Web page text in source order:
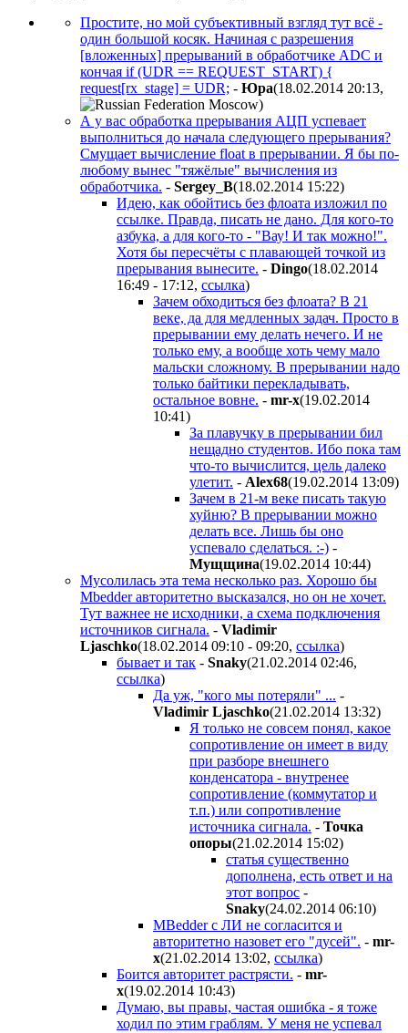
Простите, но мой субъективный взгляд тут всё -
один большой косяк. Начиная с разрешения
[вложенных] прерываний в обработчике ADC и
кончая if (UDR == REQUEST_START) {
request[rx_stage] = UDR; - Юра(18.02.2014 20:13,
)
А у вас обработка прерывания АЦП успевает
выполниться до начала следующего прерывания?
Смущает вычисление float в прерывании. Я бы по-
любому вынес "тяжёлые" вычисления из
обработчика. - Sergey_B(18.02.2014 15:22)
Идею, как обойтись без флоата изложил по
ссылке. Правда, писать не дано. Для кого-то
азбука, а для кого-то - "Вау! И так можно!".
Хотя бы пересчёты с плавающей точкой из
прерывания вынесите. - Dingo(18.02.2014
16:49 - 17:12, ссылка)
Зачем обходиться без флоата? В 21
веке, да для медленных задач. Просто в
прерывании ему делать нечего. И не
только ему, а вообще хоть чему мало
мальски сложному. В прерывании надо
только байтики перекладывать,
остальное вовне. - mr-x(19.02.2014
10:41)
За плавучку в прерывании бил
нещадно студентов. Ибо пока там
что-то вычислится, цель далеко
улетит. - Alex68(19.02.2014 13:09)
Зачем в 21-м веке писать такую
хуйню? В прерывании можно
делать все. Лишь бы оно
успевало сделаться. :-) -
Мущщина(19.02.2014 10:44)
Мусолилась эта тема несколько раз. Хорошо бы
Mbedder авторитетно высказался, но он не хочет.
Тут важнее не исходники, а схема подключения
источников сигнала. - Vladimir
Ljaschko(18.02.2014 09:10 - 09:20, ссылка)
бывает и так - Snaky(21.02.2014 02:46,
ссылка)
Да уж, "кого мы потеряли" ... -
Vladimir Ljaschko(21.02.2014 13:32)
Я только не совсем понял, какое
сопротивление он имеет в виду
при разборе внешнего
конденсатора - внутренее
сопротивление (коммутатор и
т.п.) или сопротивление
источника сигнала. - Точка
опоры(21.02.2014 15:02)
статья существенно
дополнена, есть ответ и на
этот вопрос -
Snaky(24.02.2014 06:10)
MBedder с ЛИ не согласится и
авторитетно назовет его "дусей". - mr-
x(21.02.2014 13:02, ссылка)
Боится авторитет растрясти. - mr-
x(19.02.2014 10:43)
Думаю, вы правы, частая ошибка - я тоже
ходил по этим граблям. У меня не успевал